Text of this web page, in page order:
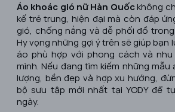
Áo khoác gió nữ Hàn Quốckhông
kế trẻ trung, hiện đại mà còn đáp
gió, chống nắng và dễ phối đồ
Hy vọng những gợi ý trên sẽ giúp bạn
áo phù hợp với phong cách và
mình. Nếu đang tìm kiếm những
lượng, bền đẹp và hợp xu hướng,
bộ sưu tập mới nhất tại YODY để
ngày.